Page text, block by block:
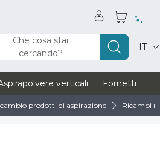
Che cosa stai
cercando?
IT
verticali Fornetti
prodotti di aspirazione Ricambi